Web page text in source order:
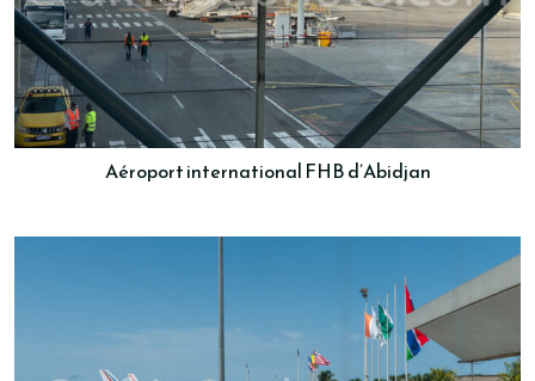
Aéroport international FHB d’Abidjan